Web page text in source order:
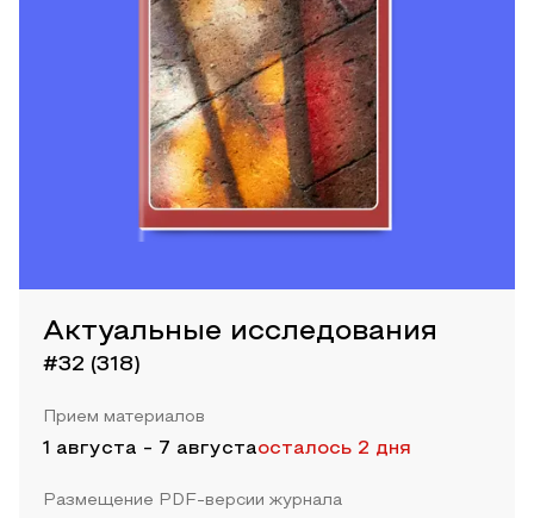
Актуальные исследования
#32 (318)
Прием материалов
1 августа - 7 августаосталось 2 дня
Размещение PDF-версии журнала